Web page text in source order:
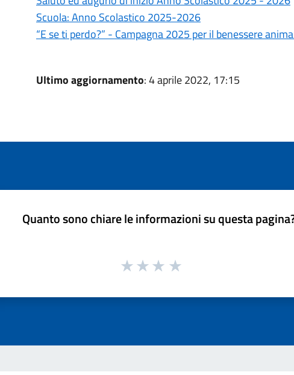
Scuola: Anno Scolastico 2025-2026
“E se ti perdo?” - Campagna 2025 per il benessere
Ultimo aggiornamento: 4 aprile 2022, 17:15
Quanto sono chiare le informazioni su questa